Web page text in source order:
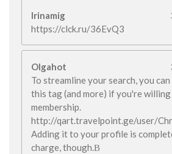
Irinamig
https://clck.ru/36EvQ3
Olgahot
To streamline your search, you
this tag (and more) if you're
membership.
http://qart.travelpoint.ge/user/
Adding it to your profile is
charge, though.В